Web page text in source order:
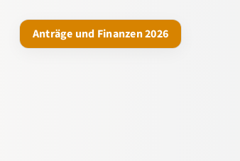
Anträge und Finanzen 2026